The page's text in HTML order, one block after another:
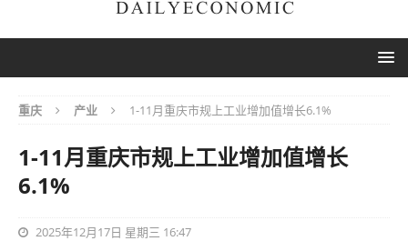
重庆 产业 1-11月重庆市规上工业增加值增长6.1%
1-11月重庆市规上工业增加值增长
6.1%
2025年12月17日 星期三 16:47